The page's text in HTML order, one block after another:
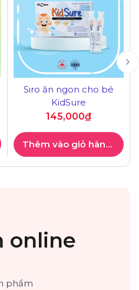
Siro ăn ngon cho bé
KidSure
145,000₫
Thêm vào giỏ hàng
online
phẩm